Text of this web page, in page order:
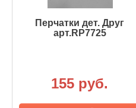
Перчатки дет. Друг
арт.RP7725
155 руб.